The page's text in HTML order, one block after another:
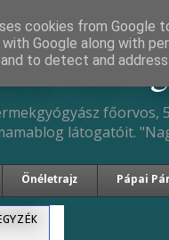
Ph.D.
látogatóit.
Önéletrajz Pápai
cookies from Google
with Google along with
to detect and address